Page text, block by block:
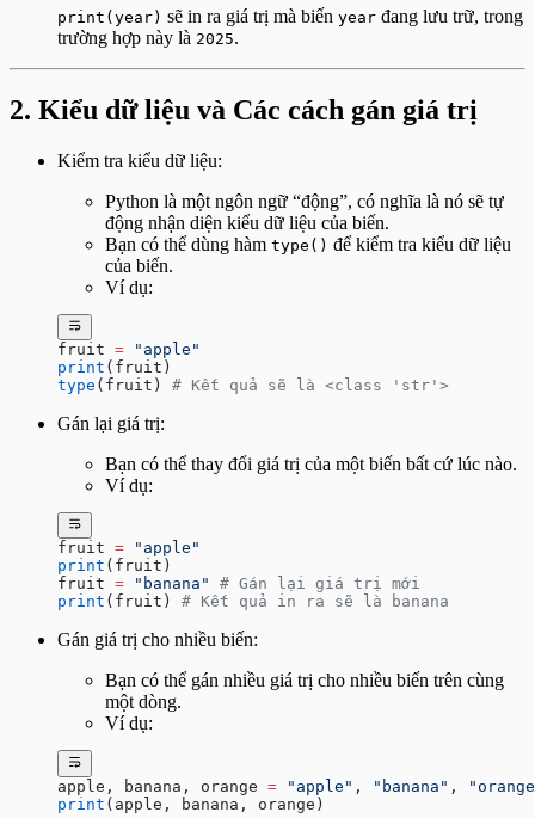
print(year) sẽ in ra giá trị mà biến year đang lưu trữ, trong
trường hợp này là 2025.
2. Kiểu dữ liệu và Các cách gán giá trị
Kiểm tra kiểu dữ liệu:
Python là một ngôn ngữ “động”, có nghĩa là nó sẽ tự
động nhận diện kiểu dữ liệu của biến.
Bạn có thể dùng hàm type() để kiểm tra kiểu dữ liệu
của biến.
Ví dụ:
fruit = "apple"
print (fruit)
type (fruit) # Kết quả sẽ là <class 'str'>
Gán lại giá trị:
Bạn có thể thay đổi giá trị của một biến bất cứ lúc nào.
Ví dụ:
fruit = "apple"
print (fruit)
fruit = "banana"
# Gán lại giá trị mới
print (fruit) # Kết quả in ra sẽ là banana
Gán giá trị cho nhiều biến:
Bạn có thể gán nhiều giá trị cho nhiều biến trên cùng
một dòng.
Ví dụ:
apple, banana, orange = "apple" , "banana" ,
print (apple, banana, orange)